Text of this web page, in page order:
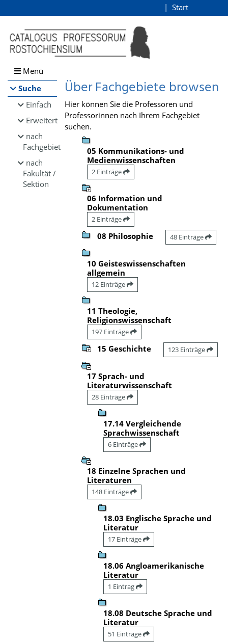
Browsen
direkt zum Inhalt
Start
Menü
Suche
Einfach
Erweitert
nach
Fachgebiet
nach
Fakultät /
Sektion
Über Fachgebiete browsen
Hier können Sie die Professoren und
Professorinnen nach Ihrem Fachgebiet
suchen.
05 Kommunikations- und
Medienwissenschaften
2 Einträge
06 Information und
Dokumentation
2 Einträge
08 Philosophie 48 Einträge
10 Geisteswissenschaften
allgemein
12 Einträge
11 Theologie,
Religionswissenschaft
197 Einträge
15 Geschichte 123 Einträge
17 Sprach- und
Literaturwissenschaft
28 Einträge
17.14 Vergleichende
Sprachwissenschaft
6 Einträge
18 Einzelne Sprachen und
Literaturen
148 Einträge
18.03 Englische Sprache und
Literatur
17 Einträge
18.06 Angloamerikanische
Literatur
1 Eintrag
18.08 Deutsche Sprache und
Literatur
51 Einträge